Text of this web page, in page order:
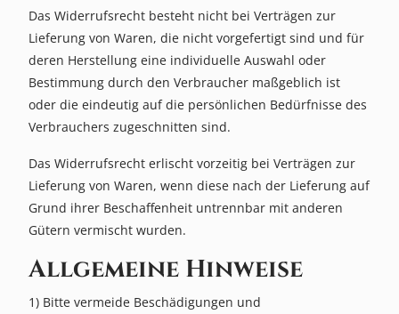
Das Widerrufsrecht besteht nicht bei Verträgen zur
Lieferung von Waren, die nicht vorgefertigt sind und für
deren Herstellung eine individuelle Auswahl oder
Bestimmung durch den Verbraucher maßgeblich ist
oder die eindeutig auf die persönlichen Bedürfnisse des
Verbrauchers zugeschnitten sind.
Das Widerrufsrecht erlischt vorzeitig bei Verträgen zur
Lieferung von Waren, wenn diese nach der Lieferung auf
Grund ihrer Beschaffenheit untrennbar mit anderen
Gütern vermischt wurden.
Allgemeine Hinweise
1) Bitte vermeide Beschädigungen und